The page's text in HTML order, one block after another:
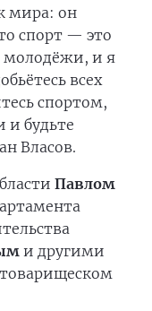
мира: он
спорт — это
молодёжи, и я
всех
спортом,
и будьте
Власов.
Павлом
и другими